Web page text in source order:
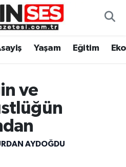
Yaşam Eğitim
ve
AYDOĞDU
Haritası
ve Fikstür